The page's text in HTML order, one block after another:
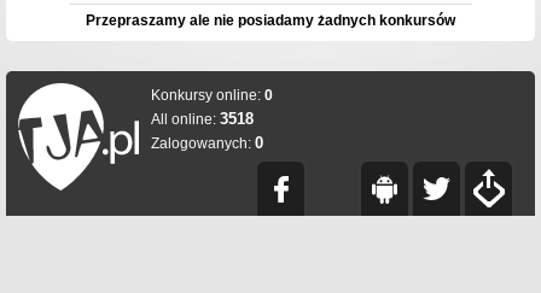
Przepraszamy ale nie posiadamy żadnych konkursów
Konkursy online: 0
All online: 3518
Zalogowanych: 0